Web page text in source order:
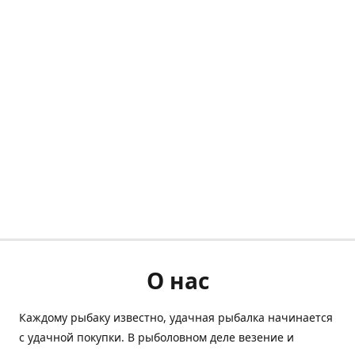
О нас
Каждому рыбаку известно, удачная рыбалка начинается
с удачной покупки. В рыболовном деле везение и